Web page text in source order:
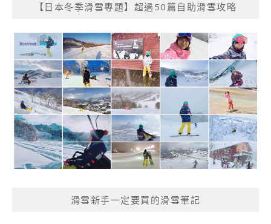
【日本冬季滑雪專題】超過50篇自助滑雪攻略
滑雪新手一定要買的滑雪筆記